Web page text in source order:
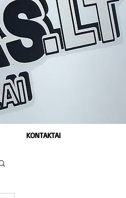
KONTAKTAI